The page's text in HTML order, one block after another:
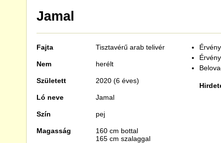
Jamal
Fajta Tisztavérű arab telivér
Nem herélt
Született 2020 (6 éves)
Ló neve Jamal
Szín pej
Magasság
160 cm bottal
165 cm szalaggal